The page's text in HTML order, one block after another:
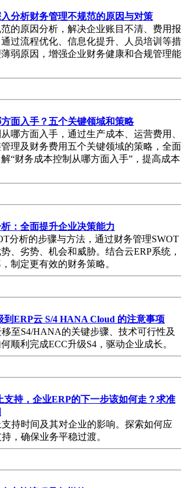
分析财务管理不规范的原因与对策
的原因分析，解决企业账目不清、费用报
过流程优化、信息化提升、人员培训等措
弱原因，增强企业财务健康和合规管理能
面入手？五个关键领域和策略
哪方面入手，通过生产成本、运营费用、
理及财务费用五个关键领域的策略，全面
“财务成本控制从哪方面入手”，提高成本
：全面提升企业决策能力
分析的步骤与方法，通过财务管理SWOT
、劣势、机会和威胁。结合云ERP系统，
制定更有效的财务策略。
到ERP云 S/4 HANA Cloud 的注意事项
移至S4/HANA的关键步骤、技术可行性及
顺利完成ECC升级S4，驱动企业成长。
支持，企业ERP的下一步该如何走？求准
支持时间及其对企业的影响。探索如何应
，确保业务平稳过渡。